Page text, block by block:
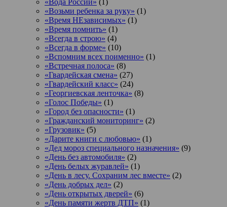
«Возьми ребенка за руку» (1)
«Время НЕзависимых» (1)
«Время помнить» (1)
«Всегда в строю» (4)
«Всегда в форме» (10)
«Вспомним всех поименно» (1)
«Встречная полоса» (8)
«Гвардейская смена» (27)
«Гвардейский класс» (24)
«Георгиевская ленточка» (8)
«Голос Победы» (1)
«Город без опасности» (1)
«Гражданский мониторинг» (2)
«Грузовик» (5)
«Дарите книги с любовью» (1)
«Дед мороз специального назначения» (9)
«День без автомобиля» (2)
«День белых журавлей» (1)
«День в лесу. Сохраним лес вместе» (2)
«День добрых дел» (2)
«День открытых дверей» (6)
«День памяти жертв ДТП» (1)